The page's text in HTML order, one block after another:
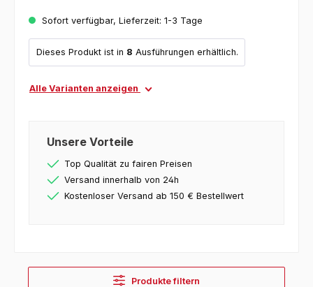
Sofort verfügbar, Lieferzeit: 1-3 Tage
Dieses Produkt ist in 8 Ausführungen erhältlich.
Alle Varianten anzeigen
Unsere Vorteile
Top Qualität zu fairen Preisen
Versand innerhalb von 24h
Kostenloser Versand ab 150 € Bestellwert
Produkte filtern